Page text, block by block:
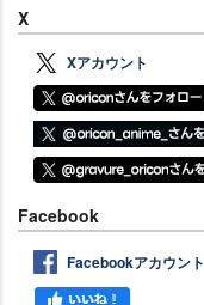
X
Xアカウント
Facebook
Facebookアカウント